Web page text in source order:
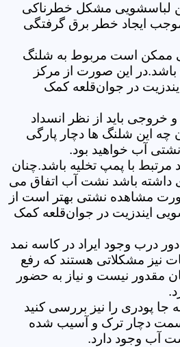
لباسشویی مشکل خطرناکی
ایجاد خطر برق گرفتگی
ممکن است مربوط به شلنگ
باشد.در این صورت از مرکز
در جوان‌قلعه کمک
خروجی باید از نظر انسداد
این شلنگ ها دچار پارگی
آب خواهید بود.
مرتبط با پمپ تخلیه باشد.چنان
داشته باشد نشت آب اتفاق می
صورت مشاهده نشتی بهتر است از
ایندزیت در جوان‌قلعه کمک
درب وجود ایراد در کاسه نمد
نیز مشکلاتی هستند که رفع
مقدور نیست و نیاز به حضور
پودری را نیز بررسی کنید
قسمت دچار ترک و آسیب شده
آب وجود دارد.